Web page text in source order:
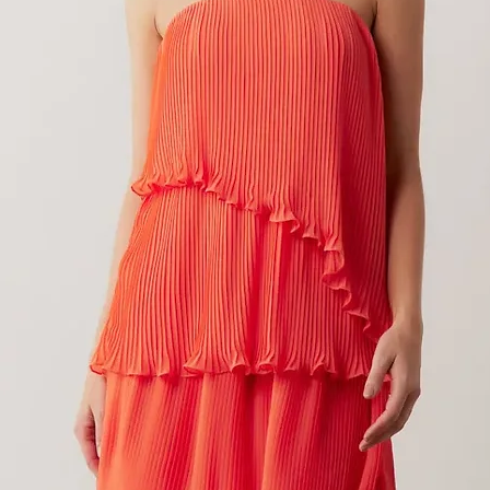
ALFAIATARIA COM CINTO DE
R$ 220,00Preço